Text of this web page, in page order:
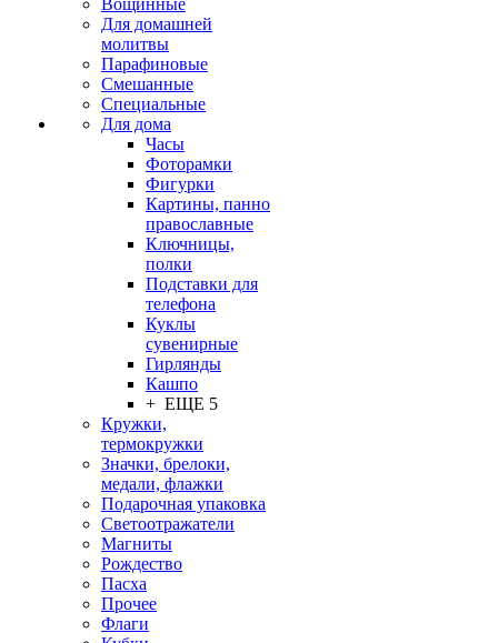
Вощинные
Для домашней
молитвы
Парафиновые
Смешанные
Специальные
Для дома
Часы
Фоторамки
Фигурки
Картины, панно
православные
Ключницы,
полки
Подставки для
телефона
Куклы
сувенирные
Гирлянды
Кашпо
+ ЕЩЕ 5
Кружки,
термокружки
Значки, брелоки,
медали, флажки
Подарочная упаковка
Светоотражатели
Магниты
Рождество
Пасха
Прочее
Флаги